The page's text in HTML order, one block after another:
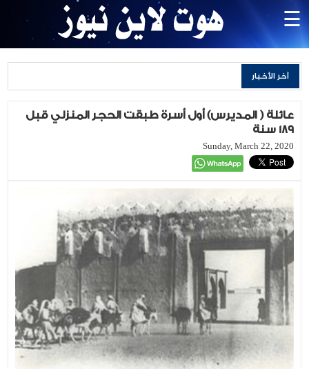
×
محليات
أمن
وقضاء
وجرائم
اقليمي
وعالمي
رياضة
الاقتصادية
منوعات
وفيات
الاخيرة
المقالات
☰
آخر الأخبار
عائلة ( المديرس) أول أسرة طبقت الحجر المنزلي قبل
189 سنة
Sunday, March 22, 2020